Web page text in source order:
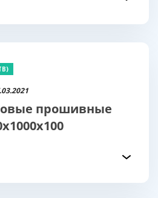
прошивные